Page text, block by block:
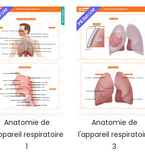
Anatomie de
respiratoire
1
PREMIUM
Anatomie de
l'appareil
3